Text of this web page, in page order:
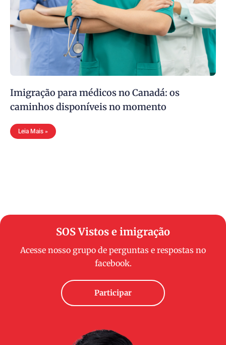
Imigração para médicos no Canadá: os
caminhos disponíveis no momento
Leia Mais »
SOS Vistos e imigração
Acesse nosso grupo de perguntas e respostas no
facebook.
Participar